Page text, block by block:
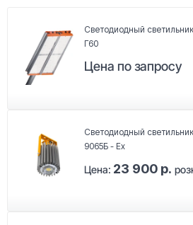
Светодиодный
Г60
Цена по запросу
Светодиодный
9065Б - Ex
Цена: 23 900 р.